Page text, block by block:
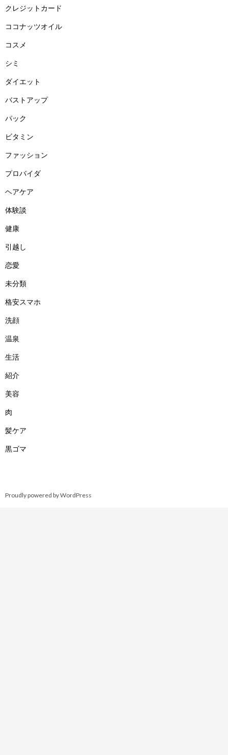
クレジットカード
ココナッツオイル
コスメ
シミ
ダイエット
バストアップ
パック
ビタミン
ファッション
プロバイダ
ヘアケア
体験談
健康
引越し
恋愛
未分類
格安スマホ
洗顔
温泉
生活
紹介
美容
肉
髪ケア
黒ゴマ
Proudly powered by WordPress